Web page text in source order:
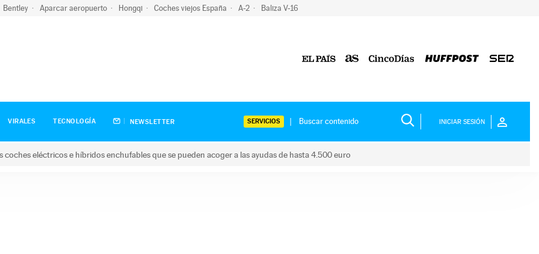
Bentley Aparcar aeropuerto Hongqi Coches viejos España A-2 Baliza V-16
VIRALES TECNOLOGÍA NEWSLETTER SERVICIOS INICIAR SESIÓN
eléctricos e híbridos enchufables que se pueden acoger a las ayudas de hasta 4.500 euro